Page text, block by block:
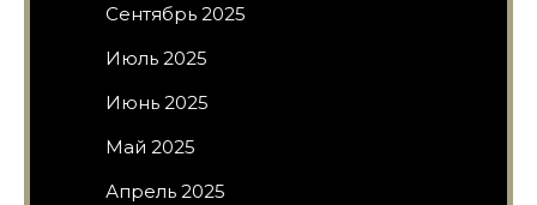
Сентябрь 2025
Июль 2025
Июнь 2025
Май 2025
Апрель 2025